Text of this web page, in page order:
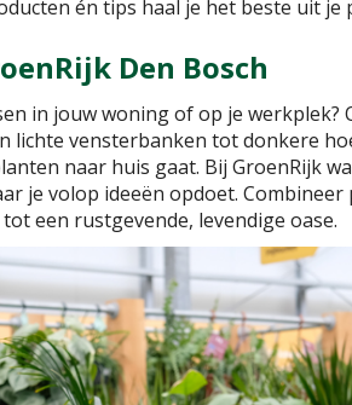
én tips haal je het beste uit je
Den Bosch
in jouw woning of op je werkplek?
lichte vensterbanken tot donkere
naar huis gaat. Bij GroenRijk
je volop ideeën opdoet.
een rustgevende, levendige oase.